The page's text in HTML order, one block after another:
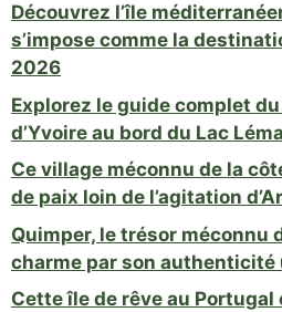
Découvrez l’île
s’impose comme la
2026
Explorez le guide complet
d’Yvoire au bord du Lac
Ce village méconnu de la
de paix loin de l’agitation
Quimper, le trésor méconnu
charme par son authenticité
Cette île de rêve au